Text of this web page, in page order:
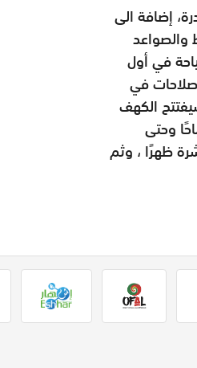
النادرة، إضافة الى
والصواعد
في أول
في
الكهف
وحتى
ظهرًا ، وثم